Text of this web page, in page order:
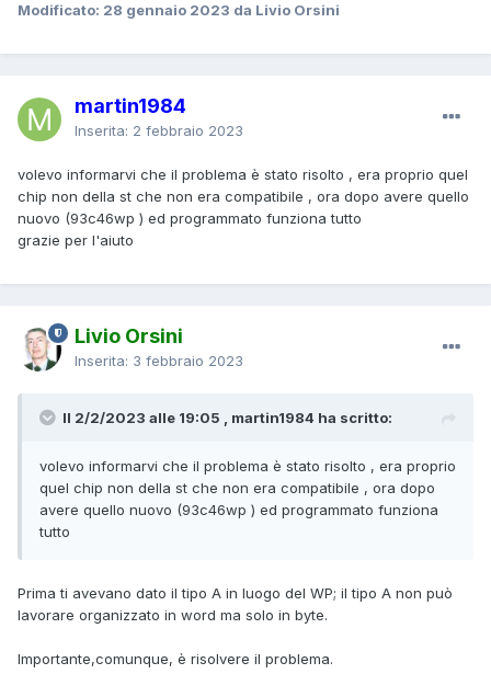
Modificato: 28 gennaio 2023 da Livio Orsini
martin1984
Inserita: 2 febbraio 2023
volevo informarvi che il problema è stato risolto , era proprio quel
chip non della st che non era compatibile , ora dopo avere quello
nuovo (93c46wp ) ed programmato funziona tutto
grazie per l'aiuto
Livio Orsini
Inserita: 3 febbraio 2023
Il 2/2/2023 alle 19:05 , martin1984 ha scritto:
volevo informarvi che il problema è stato risolto , era proprio
quel chip non della st che non era compatibile , ora dopo
avere quello nuovo (93c46wp ) ed programmato funziona
tutto
Prima ti avevano dato il tipo A in luogo del WP; il tipo A non può
lavorare organizzato in word ma solo in byte.
Importante,comunque, è risolvere il problema.